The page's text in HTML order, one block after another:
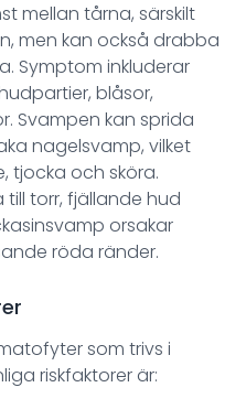
mellan tårna, särskilt
men kan också drabba
Symptom inkluderar
blåsor,
Svampen kan sprida
nagelsvamp, vilket
tjocka och sköra.
till torr, fjällande hud
orsakar
röda ränder.
som trivs i
riskfaktorer är: